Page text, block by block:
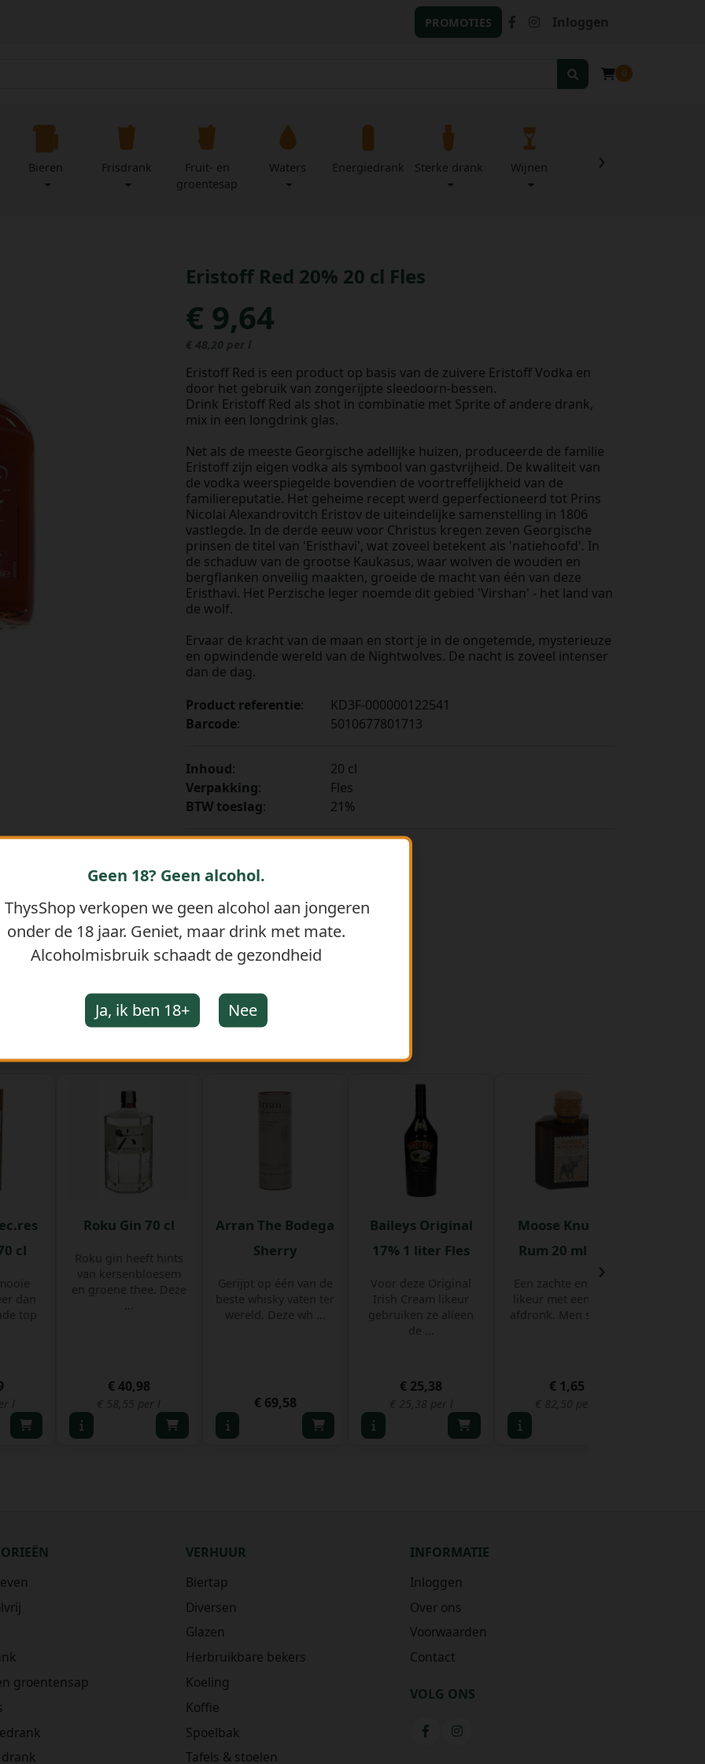
PROMOTIES Inloggen
0
Bieren Frisdrank
Fruit- en
groentesap
Waters Energiedrank Sterke drank Wijnen Zuivel
›
Eristoff Red 20% 20 cl Fles
€ 9,64
€ 48,20 per l
Eristoff Red is een product op basis van de zuivere Eristoff Vodka en
door het gebruik van zongerijpte sleedoorn-bessen.
Drink Eristoff Red als shot in combinatie met Sprite of andere drank,
mix in een longdrink glas.
Net als de meeste Georgische adellijke huizen, produceerde de familie
Eristoff zijn eigen vodka als symbool van gastvrijheid. De kwaliteit van
de vodka weerspiegelde bovendien de voortreffelijkheid van de
familiereputatie. Het geheime recept werd geperfectioneerd tot Prins
Nicolai Alexandrovitch Eristov de uiteindelijke samenstelling in 1806
vastlegde. In de derde eeuw voor Christus kregen zeven Georgische
prinsen de titel van 'Eristhavi', wat zoveel betekent als 'natiehoofd'. In
de schaduw van de grootse Kaukasus, waar wolven de wouden en
bergflanken onveilig maakten, groeide de macht van één van deze
Eristhavi. Het Perzische leger noemde dit gebied 'Virshan' - het land van
de wolf.
Ervaar de kracht van de maan en stort je in de ongetemde, mysterieuze
en opwindende wereld van de Nightwolves. De nacht is zoveel intenser
dan de dag.
Product referentie:
KD3F-000000122541
Barcode: 5010677801713
Inhoud:
20 cl
Verpakking:
Fles
BTW toeslag: 21%
cl
dan
top
l
Roku Gin 70 cl
Roku gin heeft hints
van kersenbloesem
en groene thee. Deze
€ 40,98
€ 58,55 per l
Arran The Bodega
Sherry
Gerijpt op één van de
beste whisky vaten ter
wereld. Deze wh ...
€ 69,58
Baileys Original
17% 1 liter Fles
Voor deze Original
Irish Cream likeur
gebruiken ze alleen
de ...
€ 25,38
€ 25,38 per l
Moose Knuckle
Rum 20 ml Fles
Een zachte en leuke
likeur met een pittig
afdronk. Men selec ...
€ 1,65
€ 82,50 per l
›
groentensap
VERHUUR
Biertap
Diversen
Glazen
Herbruikbare bekers
Koeling
Koffie
Spoelbak
Tafels & stoelen
INFORMATIE
Inloggen
Over ons
Voorwaarden
Contact
VOLG ONS
Geen 18? Geen alcohol.
ThysShop verkopen we geen alcohol aan jongeren
onder de 18 jaar. Geniet, maar drink met mate.
Alcoholmisbruik schaadt de gezondheid
Ja, ik ben 18+ Nee